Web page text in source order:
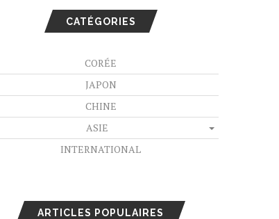
CATÉGORIES
CORÉE
JAPON
CHINE
ASIE
INTERNATIONAL
ARTICLES POPULAIRES